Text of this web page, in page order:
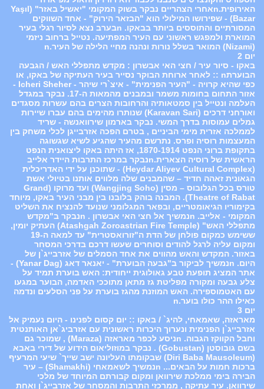
האירופית.nאחרי הצהריים נבקר בשוק המקומי "יאשיל באזר" (Yaşıl
Bazar) - שפירושו המילולי הוא "הבזאר הירוק" - אחד השווקים
המסורתיים והתוססים ביותר בבאקו. nבערב נצא לסיור רגלי בעיר
המוארת ולמפגש ראשוני עם העיר המפתיעה. נטייל ברחוב ניזמי
(Nizami) המואר בשלל נורות ונהנה מחיי הלילה של העיר.n
יום 2
באקו - סיור עיר / חצי האי אבשרון : מקדש מתפללי האש / הגבעה
הבוערתn :: לאחר ארוחת הבוקר נסייר בעיר העתיקה של באקו, או
כפי שהיא קרויה - "העיר הפנימית" - איצ`רי שיהר - lcheri Sheher -
אזור התחום בחומות משמר ובמבנים מהמאות ה-17. נבקר במגדל
העלמה ונטייל בין סמטאותיה והרחובות הצרים בהם עשרות מסגדים
ואורחני דרכים (Karavan Sari) שנותרו מהימים בהם עברו שיירות
גמלים עמוסות בדרך המשי. נבקר בארמון שירוואנשה - שריד
לממלכה אזרית מימי הביניים , בטרם הפכה אזרבייגן לכלי משחק בין
המעצמות רוסיה ופרס. נתרשם מהעיר שהגיע לשיא שגשוגה
בתקופת ברוני הנפט 1870-1914, אז היתה באקו ליצואנית הנפט
הראשית של רוסיה הצארית.nנבקר במרכז התרבות היידר אלייב
(Heydar Aliyev Cultural Complex) - שתוכנן על ידי האדריכלית
הגאונית זאהה חדיד – שהמבנים שלה מלווים אותנו בטיולי אשת
טורס בכל הגלובוס – מסין (Wangjing Soho) ועד מרוקו (Grand
Theatre of Rabat). המבנה בוהק בלובנו בין מבני העיר באקו, מיוחד
בקימוריו הגיאומטריים, ובפאר המגלומני שנועד להנציח את השליט
המקומי - אלייב. nנמשיך אל חצי האי אבשרון . nנבקר ב"מקדש
מתפללי האש" (Atashgah Zoroastrian Fire Temple) העתיק יומין,
ששימש כמקום פולחן של הדת ה"זורואסטרית" עד למאה ה-19
ומקום עליה לרגל להודים וסוחרים שעשו דרכם בדרכי המסחר
באזור. המקדש והאש מהווים את אחד הסמלים של אזרבייג`ן של
היום. nנמשיך לביקור ב"גבעה הבוערת" - יאנאר דאג (Yanar Dag) -
אתר המציג תופעת טבע גאולוגית ייחודית: האש בוערת תמיד על
צלע גבעה ומקורה מפליטת גז מתאן מתוככי האדמה, הבוער במגעו
עם האטמוספירה. האש המוזנת מהגז בוערת על פני הסלעים ונדמה
כאילו ההר כולו בוער.n
יום 3
מאראזה, שאמאחי, להיג` / באקו :: יום קסום לפנינו - היום נעמיק אל
אזרבייג`ן הפנימית ונערוך היכרות ראשונית עם אזרביג`אן האותנטית
וחבל הקווקז הגבוה. nניסע לכפר מאראזה (Maraza) , שמוכר גם
בשם גובוסטן (Gobustan) . נבקר במוזוליאום הידוע של דירי באבא
(Diri Baba Mausoleum) שבקומתו העליונה ישב שייך` שיעי המרעיף
ברכות חמות על הבאים... nנמשיך לשאמאחי (Shamakhi) – עיר
הבירה בימי ממלכת שירוואן ומקום קבורתם המיוחד של מלכי
שירוואן. עיר עתיקה , ממרכזי התרבות והמסחר של אזרבייג`ן ואחת